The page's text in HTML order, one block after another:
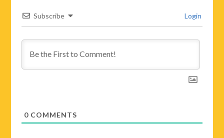
Subscribe Login
0 COMMENTS